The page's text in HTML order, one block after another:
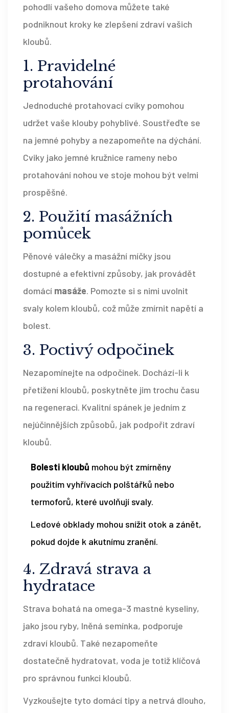
pohodlí vašeho domova můžete také
podniknout kroky ke zlepšení zdraví vašich
kloubů.
1. Pravidelné
protahování
Jednoduché protahovací cviky pomohou
udržet vaše klouby pohyblivé. Soustřeďte se
na jemné pohyby a nezapomeňte na dýchání.
Cviky jako jemné kružnice rameny nebo
protahování nohou ve stoje mohou být velmi
prospěšné.
2. Použití masážních
pomůcek
Pěnové válečky a masážní míčky jsou
dostupné a efektivní způsoby, jak provádět
domácí masáže. Pomozte si s nimi uvolnit
svaly kolem kloubů, což může zmírnit napětí a
bolest.
3. Poctivý odpočinek
Nezapomínejte na odpočinek. Dochází-li k
přetížení kloubů, poskytněte jim trochu času
na regeneraci. Kvalitní spánek je jedním z
nejúčinnějších způsobů, jak podpořit zdraví
kloubů.
Bolesti kloubů mohou být zmírněny
použitím vyhřívacích polštářků nebo
termoforů, které uvolňují svaly.
Ledové obklady mohou snížit otok a zánět,
pokud dojde k akutnímu zranění.
4. Zdravá strava a
hydratace
Strava bohatá na omega-3 mastné kyseliny,
jako jsou ryby, lněná semínka, podporuje
zdraví kloubů. Také nezapomeňte
dostatečně hydratovat, voda je totiž klíčová
pro správnou funkci kloubů.
Vyzkoušejte tyto domácí tipy a netrvá dlouho,